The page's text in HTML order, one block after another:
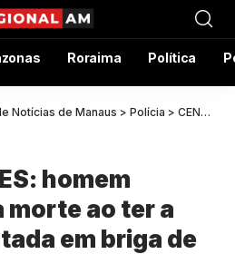
Roraima Política
Notícias de Manaus > Polícia > CENAS FORTES: homem agoniza até a morte ao ter a garganta cortada em briga de bar
homem
morte ao ter a
em briga de